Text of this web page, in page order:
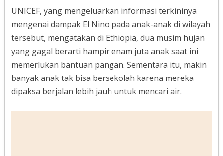
UNICEF, yang mengeluarkan informasi terkininya
mengenai dampak El Nino pada anak-anak di wilayah
tersebut, mengatakan di Ethiopia, dua musim hujan
yang gagal berarti hampir enam juta anak saat ini
memerlukan bantuan pangan. Sementara itu, makin
banyak anak tak bisa bersekolah karena mereka
dipaksa berjalan lebih jauh untuk mencari air.